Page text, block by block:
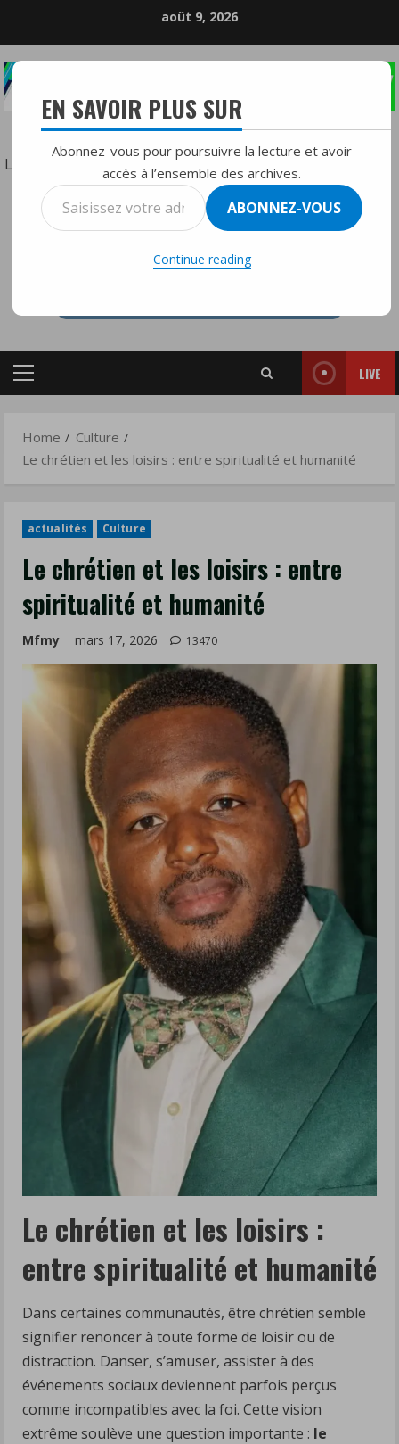
content
août 9, 2026
LA RÉFÉRENCE DE LA RADIO DIFFUSION
Lire la suite
Le
chrétien
et
spiritualité
RTVMFMY+
Primary
LIVE
Home
Culture
Le chrétien et les loisirs : entre spiritualité et humanité
actualités Culture
Le chrétien et les loisirs : entre
spiritualité et humanité
Mfmy mars 17, 2026 13470
Le chrétien et les loisirs :
entre spiritualité et humanité
Dans certaines communautés, être chrétien semble
signifier renoncer à toute forme de loisir ou de
distraction. Danser, s’amuser, assister à des
événements sociaux deviennent parfois perçus
comme incompatibles avec la foi. Cette vision
extrême soulève une question importante : le
EN SAVOIR PLUS SUR
Abonnez-vous pour poursuivre la lecture et avoir
accès à l’ensemble des archives.
Saisissez
votre
ABONNEZ-VOUS
Continue reading